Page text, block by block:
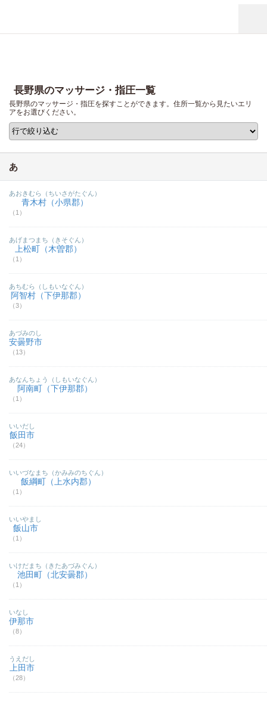
長野県のマッサージ・指圧一覧
長野県のマッサージ・指圧を探すことができます。住所一覧から見たいエリ
アをお選びください。
あ
青木村（小県郡）
（1）
あおきむら（ちいさがたぐん）
上松町（木曽郡）
（1）
あげまつまち（きそぐん）
阿智村（下伊那郡）
（3）
あちむら（しもいなぐん）
安曇野市
（13）
あづみのし
阿南町（下伊那郡）
（1）
あなんちょう（しもいなぐん）
飯田市
（24）
いいだし
飯綱町（上水内郡）
（1）
いいづなまち（かみみのちぐん）
飯山市
（1）
いいやまし
池田町（北安曇郡）
（1）
いけだまち（きたあづみぐん）
伊那市
（8）
いなし
上田市
（28）
うえだし